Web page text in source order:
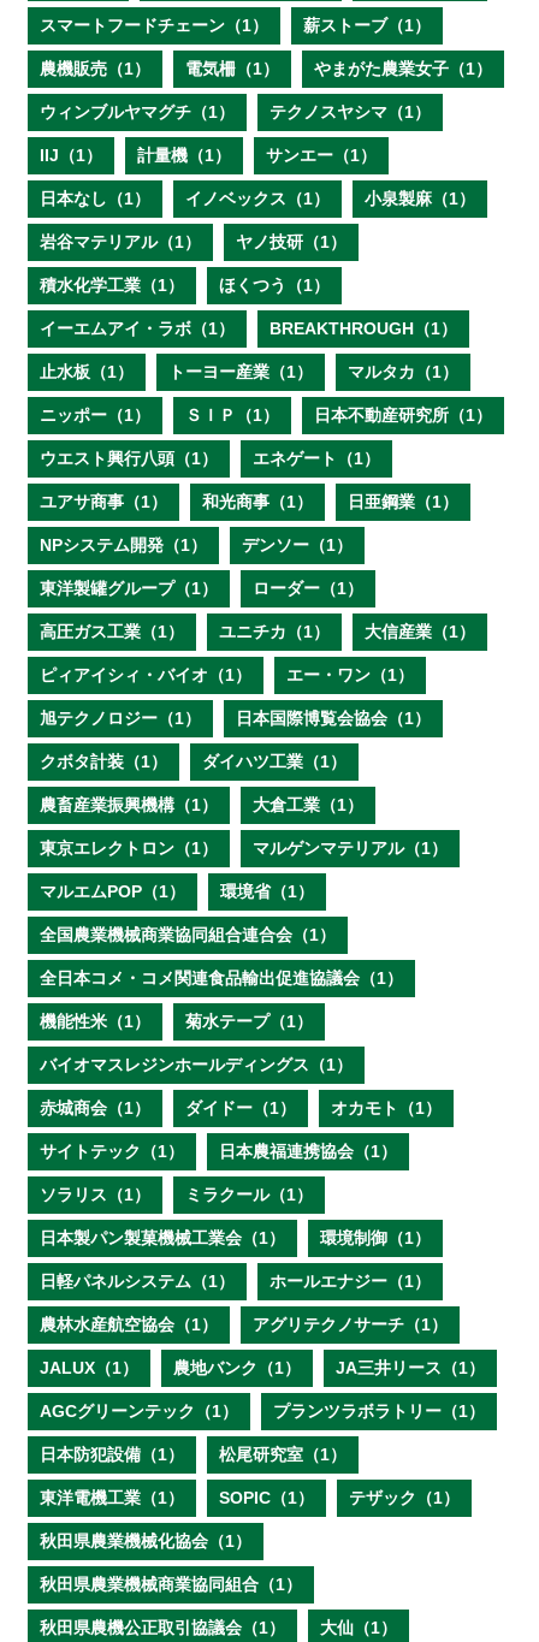
スマートフードチェーン（1） 薪ストーブ（1）
農機販売（1） 電気柵（1） やまがた農業女子（1）
ウィンブルヤマグチ（1） テクノスヤシマ（1）
IIJ（1） 計量機（1） サンエー（1）
日本なし（1） イノベックス（1） 小泉製麻（1）
岩谷マテリアル（1） ヤノ技研（1）
積水化学工業（1） ほくつう（1）
イーエムアイ・ラボ（1） BREAKTHROUGH（1）
止水板（1） トーヨー産業（1） マルタカ（1）
ニッポー（1） ＳＩＰ（1） 日本不動産研究所（1）
ウエスト興行八頭（1） エネゲート（1）
ユアサ商事（1） 和光商事（1） 日亜鋼業（1）
NPシステム開発（1） デンソー（1）
東洋製罐グループ（1） ローダー（1）
高圧ガス工業（1） ユニチカ（1） 大信産業（1）
ピィアイシィ・バイオ（1） エー・ワン（1）
旭テクノロジー（1） 日本国際博覧会協会（1）
クボタ計装（1） ダイハツ工業（1）
農畜産業振興機構（1） 大倉工業（1）
東京エレクトロン（1） マルゲンマテリアル（1）
マルエムPOP（1） 環境省（1）
全国農業機械商業協同組合連合会（1）
全日本コメ・コメ関連食品輸出促進協議会（1）
機能性米（1） 菊水テープ（1）
バイオマスレジンホールディングス（1）
赤城商会（1） ダイドー（1） オカモト（1）
サイトテック（1） 日本農福連携協会（1）
ソラリス（1） ミラクール（1）
日本製パン製菓機械工業会（1） 環境制御（1）
日軽パネルシステム（1） ホールエナジー（1）
農林水産航空協会（1） アグリテクノサーチ（1）
JALUX（1） 農地バンク（1） JA三井リース（1）
AGCグリーンテック（1） プランツラボラトリー（1）
日本防犯設備（1） 松尾研究室（1）
東洋電機工業（1） SOPIC（1） テザック（1）
秋田県農業機械化協会（1）
秋田県農業機械商業協同組合（1）
秋田県農機公正取引協議会（1） 大仙（1）